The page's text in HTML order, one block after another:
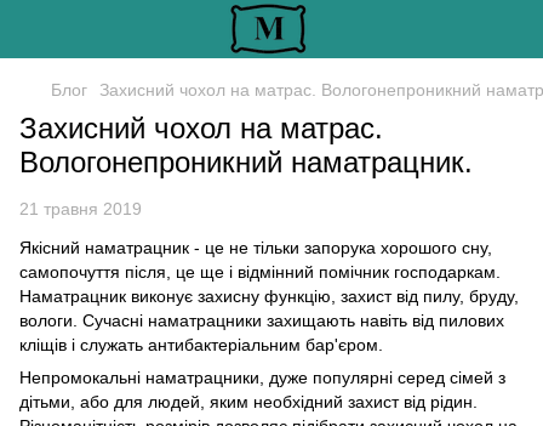
Блог Захисний чохол на матрас. Вологонепроникний
Захисний чохол на матрас.
Вологонепроникний наматрацник.
21 травня 2019
Якісний наматрацник - це не тільки запорука хорошого сну,
самопочуття після, це ще і відмінний помічник господаркам.
Наматрацник виконує захисну функцію, захист від пилу, бруду,
вологи. Сучасні наматрацники захищають навіть від пилових
кліщів і служать антибактеріальним бар'єром.
Непромокальні наматрацники, дуже популярні серед сімей з
дітьми, або для людей, яким необхідний захист від рідин.